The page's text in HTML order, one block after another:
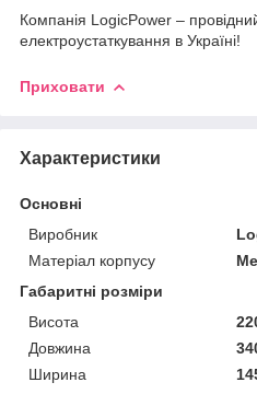
Компанія LogicPower –
електроустаткування в Україні!
Приховати
Характеристики
Основні
Виробник
Матеріал корпусу
Габаритні розміри
Висота
Довжина
Ширина